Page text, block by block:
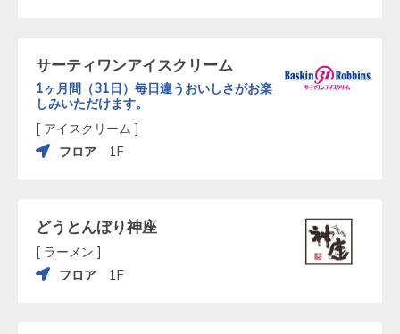
サーティワンアイスクリーム
1ヶ月間（31日）毎日違うおいしさがお楽
しみいただけます。
[ アイスクリーム ]
フロア
1F
どうとんぼり神座
[ ラーメン ]
フロア
1F